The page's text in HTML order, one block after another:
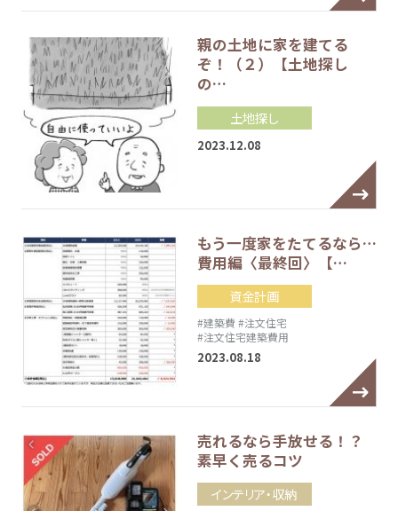
親の土地に家を建てる
ぞ！（２）【土地探し
の…
土地探し
2023.12.08
もう一度家をたてるなら…
費用編〈最終回〉【…
資金計画
#建築費 #注文住宅
#注文住宅建築費用
2023.08.18
売れるなら手放せる！？
素早く売るコツ
インテリア・収納